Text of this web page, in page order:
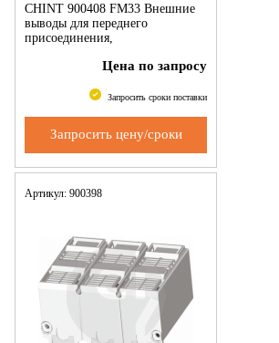
CHINT 900408 FM33 Внешние
выводы для переднего
присоединения,
Цена по запросу
Запросить сроки поставки
Запросить цену/сроки
Артикул: 900398